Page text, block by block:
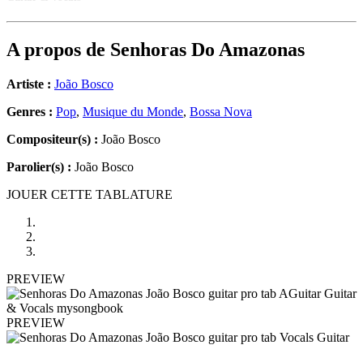
A propos de Senhoras Do Amazonas
Artiste : João Bosco
Genres : Pop, Musique du Monde, Bossa Nova
Compositeur(s) : João Bosco
Parolier(s) : João Bosco
JOUER CETTE TABLATURE
PREVIEW
PREVIEW